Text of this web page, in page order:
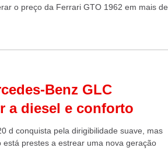
o preço da Ferrari GTO 1962 em mais de
Benz GLC
a diesel e conforto
d conquista pela dirigibilidade suave, mas
está prestes a estrear uma nova geração